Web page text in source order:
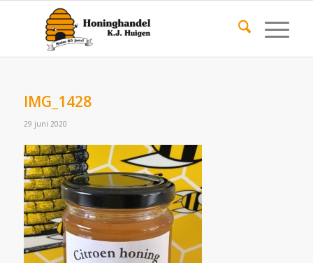
IMG_1428
29 juni 2020